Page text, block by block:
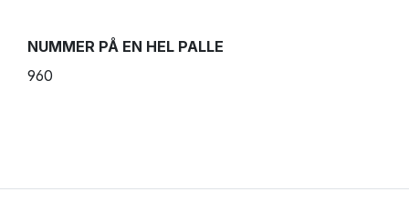
NUMMER PÅ EN HEL PALLE
960